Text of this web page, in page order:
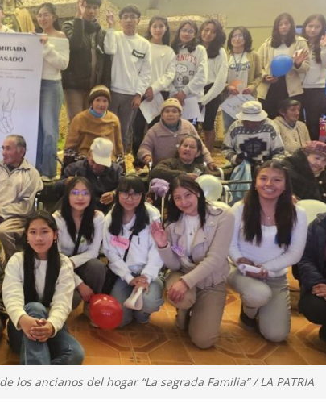
los ancianos del hogar “La sagrada Familia” / LA PATRIA